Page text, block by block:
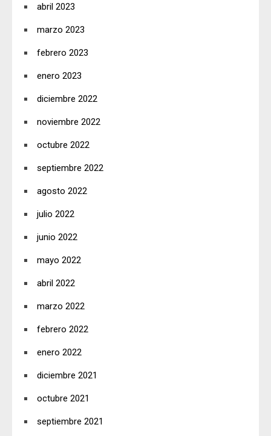
abril 2023
marzo 2023
febrero 2023
enero 2023
diciembre 2022
noviembre 2022
octubre 2022
septiembre 2022
agosto 2022
julio 2022
junio 2022
mayo 2022
abril 2022
marzo 2022
febrero 2022
enero 2022
diciembre 2021
octubre 2021
septiembre 2021